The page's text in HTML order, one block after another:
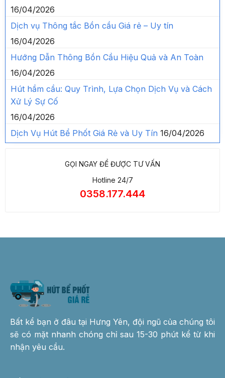
16/04/2026
Dịch vụ Thông tắc Bồn cầu Giá rẻ – Uy tín
16/04/2026
Hướng Dẫn Thông Bồn Cầu Hiệu Quả và An Toàn
16/04/2026
Hút hầm cầu: Quy Trình, Lựa Chọn Dịch Vụ và Cách
Xử Lý Sự Cố
16/04/2026
Dịch Vụ Hút Bể Phốt Giá Rẻ và Uy Tín 16/04/2026
GỌI NGAY ĐỂ ĐƯỢC TƯ VẤN
Hotline 24/7
0358.177.444
Bất kể bạn ở đâu tại Hưng Yên, đội ngũ của chúng tôi
sẽ có mặt nhanh chóng chỉ sau 15-30 phút kể từ khi
nhận yêu cầu.